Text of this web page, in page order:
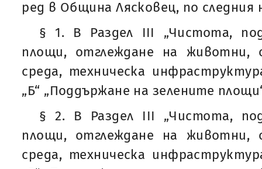
ред в Община Лясковец, по следния
§ 1. В Раздел III „Чистота,
площи, отглеждане на животни,
среда, техническа
„Б“ „Поддържане на зелените
§ 2. В Раздел III „Чистота,
площи, отглеждане на животни,
среда, техническа